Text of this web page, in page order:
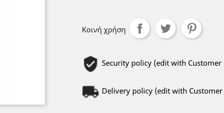
Κοινή χρήση
Security policy (edit with
Delivery policy (edit with